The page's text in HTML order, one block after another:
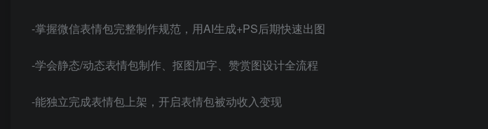
-掌握微信表情包完整制作规范，用AI生成+PS后期快速出图
-学会静态/动态表情包制作、抠图加字、赞赏图设计全流程
-能独立完成表情包上架，开启表情包被动收入变现